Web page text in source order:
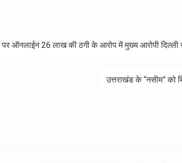
ऑनलाईन 26 लाख की ठगी के आरोप में मुख्य आरोपी दिल्ली
उत्तराखंड के “नसीम” को